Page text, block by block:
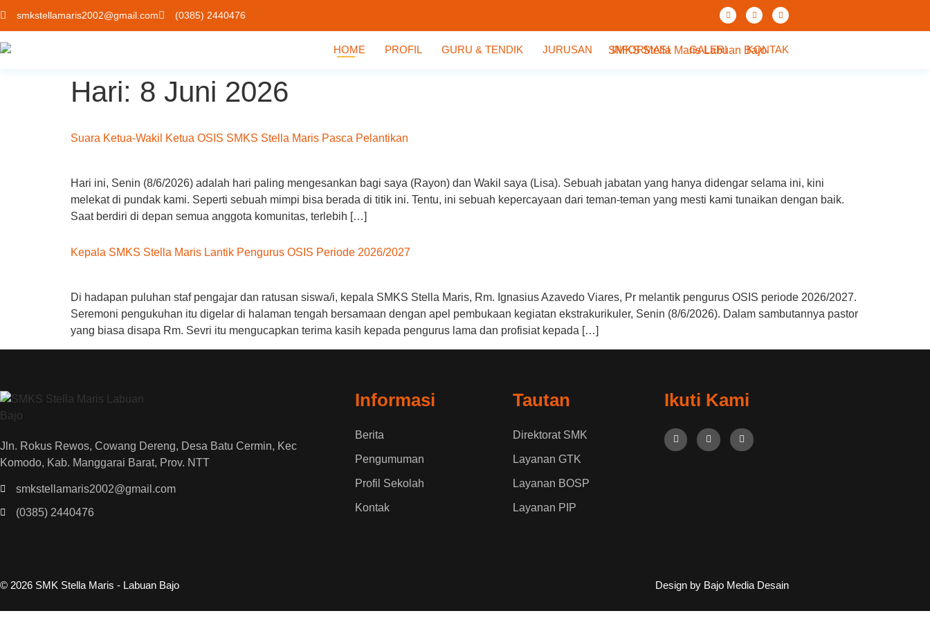
smkstellamaris2002@gmail.com (0385) 2440476
HOME PROFIL GURU & TENDIK JURUSAN INFORMASI GALERI KONTAK
Hari: 8 Juni 2026
Suara Ketua-Wakil Ketua OSIS SMKS Stella Maris Pasca Pelantikan
Hari ini, Senin (8/6/2026) adalah hari paling mengesankan bagi saya (Rayon) dan Wakil saya (Lisa). Sebuah jabatan yang hanya didengar selama ini, kini
melekat di pundak kami. Seperti sebuah mimpi bisa berada di titik ini. Tentu, ini sebuah kepercayaan dari teman-teman yang mesti kami tunaikan dengan baik.
Saat berdiri di depan semua anggota komunitas, terlebih […]
Kepala SMKS Stella Maris Lantik Pengurus OSIS Periode 2026/2027
Di hadapan puluhan staf pengajar dan ratusan siswa/i, kepala SMKS Stella Maris, Rm. Ignasius Azavedo Viares, Pr melantik pengurus OSIS periode 2026/2027.
Seremoni pengukuhan itu digelar di halaman tengah bersamaan dengan apel pembukaan kegiatan ekstrakurikuler, Senin (8/6/2026). Dalam sambutannya pastor
yang biasa disapa Rm. Sevri itu mengucapkan terima kasih kepada pengurus lama dan profisiat kepada […]
Jln. Rokus Rewos, Cowang Dereng, Desa Batu Cermin, Kec
Komodo, Kab. Manggarai Barat, Prov. NTT
smkstellamaris2002@gmail.com
(0385) 2440476
Informasi
Berita
Pengumuman
Profil Sekolah
Kontak
Tautan
Direktorat SMK
Layanan GTK
Layanan BOSP
Layanan PIP
Ikuti Kami
© 2026 SMK Stella Maris - Labuan Bajo Design by Bajo Media Desain